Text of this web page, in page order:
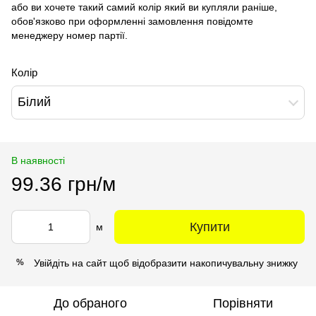
або ви хочете такий самий колір який ви купляли раніше,
обов'язково при оформленні замовлення повідомте
менеджеру номер партії.
Колір
Білий
В наявності
99.36 грн/м
м Купити
% Увійдіть на сайтщоб відобразити накопичувальну знижку
До обраного Порівняти